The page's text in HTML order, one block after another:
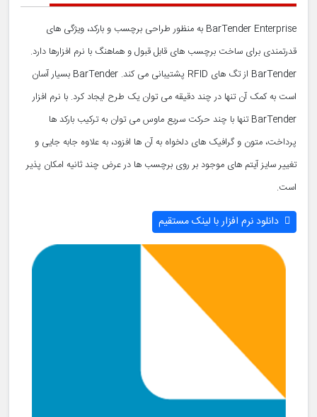
BarTender Enterprise به منظور طراحی برچسب و بارکد، ویژگی های
قدرتمندی برای ساخت برچسب های قابل قبول و هماهنگ با نرم افزارها دارد.
BarTender از تگ های RFID پشتیبانی می کند. BarTender بسیار آسان
است به کمک آن تنها در چند دقیقه می توان یک طرح ایجاد کرد. با نرم افزار
BarTender تنها با چند حرکت سریع ماوس می توان به ترکیب بارکد ها
پرداخت، متون و گرافیک های دلخواه به آن ها افزود، به علاوه جابه جایی و
تغییر سایز آیتم های موجود بر روی برچسب ها در عرض چند ثانیه امکان پذیر
است.
دانلود نرم افزار با لینک مستقیم